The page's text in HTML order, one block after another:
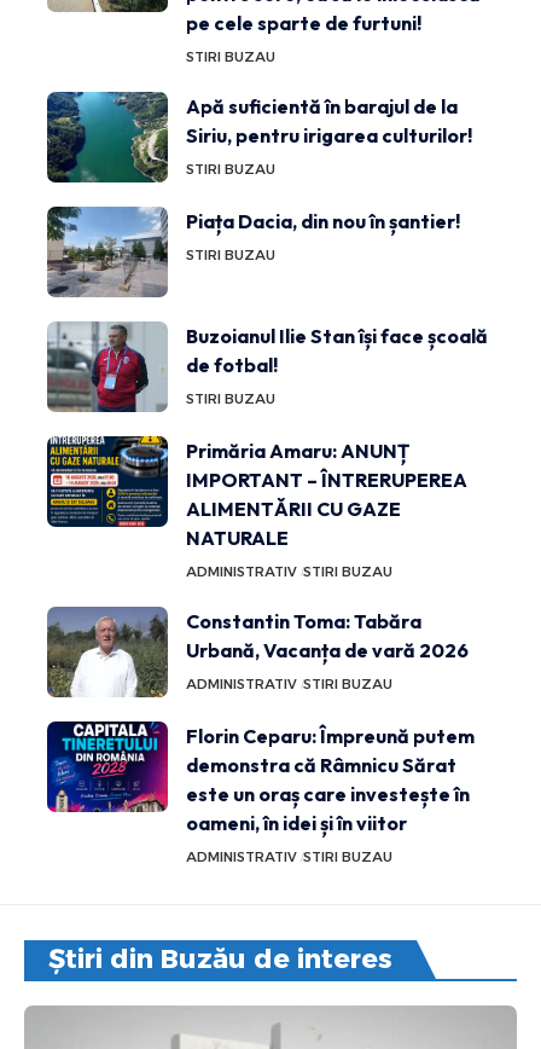
pe cele sparte de furtuni!
STIRI BUZAU
Apă suficientă în barajul de la
Siriu, pentru irigarea culturilor!
STIRI BUZAU
Piața Dacia, din nou în șantier!
STIRI BUZAU
Buzoianul Ilie Stan își face școală
de fotbal!
STIRI BUZAU
Primăria Amaru: ANUNȚ
IMPORTANT – ÎNTRERUPEREA
ALIMENTĂRII CU GAZE
NATURALE
ADMINISTRATIV STIRI BUZAU
Constantin Toma: Tabăra
Urbană, Vacanța de vară 2026
ADMINISTRATIV STIRI BUZAU
Florin Ceparu: Împreună putem
demonstra că Râmnicu Sărat
este un oraș care investește în
oameni, în idei și în viitor
ADMINISTRATIV STIRI BUZAU
Știri din Buzău de interes